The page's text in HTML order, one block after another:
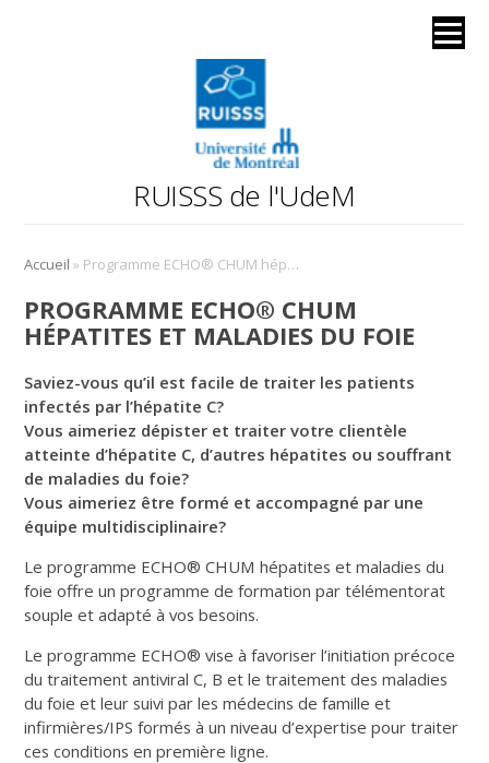
RUISSS de l'UdeM
Accueil » Programme ECHO® CHUM hépatites et maladies du foie
PROGRAMME ECHO® CHUM
HÉPATITES ET MALADIES DU FOIE
Saviez-vous qu’il est facile de traiter les patients
infectés par l’hépatite C?
Vous aimeriez dépister et traiter votre clientèle
atteinte d’hépatite C, d’autres hépatites ou souffrant
de maladies du foie?
Vous aimeriez être formé et accompagné par une
équipe multidisciplinaire?
Le programme ECHO® CHUM hépatites et maladies du
foie offre un programme de formation par télémentorat
souple et adapté à vos besoins.
Le programme ECHO® vise à favoriser l’initiation précoce
du traitement antiviral C, B et le traitement des maladies
du foie et leur suivi par les médecins de famille et
infirmières/IPS formés à un niveau d’expertise pour traiter
ces conditions en première ligne.